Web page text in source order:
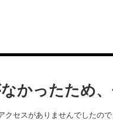
かったため
クセスがありませんでしたの